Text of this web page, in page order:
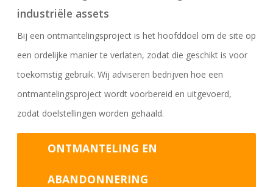
industriële assets
Bij een ontmantelingsproject is het hoofddoel om de site op
een ordelijke manier te verlaten, zodat die geschikt is voor
toekomstig gebruik. Wij adviseren bedrijven hoe een
ontmantelingsproject wordt voorbereid en uitgevoerd,
zodat doelstellingen worden gehaald.
ONTMANTELING EN
ABANDONNERING